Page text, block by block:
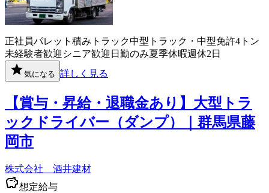
正社員パレット積み トラック中型トラック・中型免許4トン
未経験者歓迎 シニア歓迎 日勤のみ夏季休暇週休2日
気になる 詳しく見る
【賞与・昇給・退職金あり】大型トラ
ックドライバー（ダンプ）｜群馬県藤
岡市
株式会社 酒井建材
想定給与